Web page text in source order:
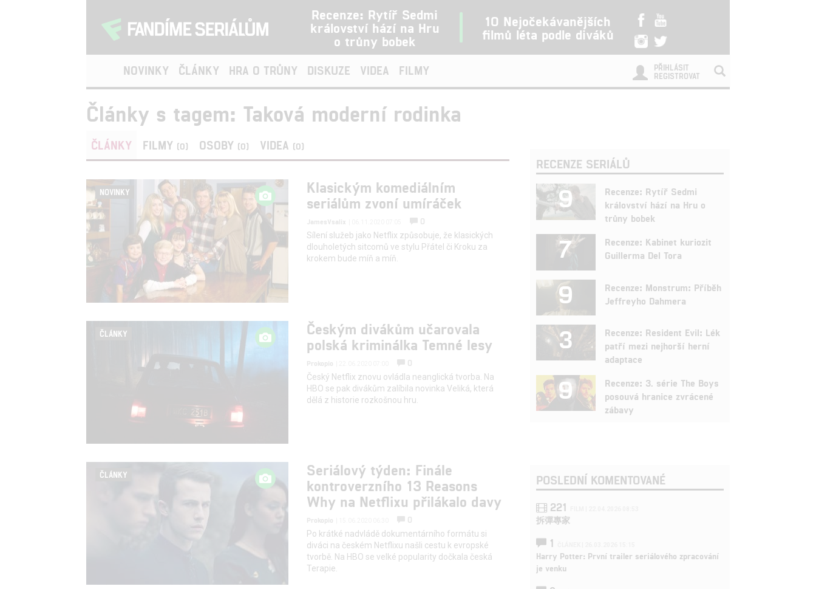
Recenze: Rytíř Sedmi
království hází na Hru
o trůny bobek
10 Nejočekávanějších
filmů léta podle diváků
NOVINKY ČLÁNKY HRA O TRŮNY DISKUZE VIDEA FILMY
PŘIHLÁSIT
REGISTROVAT
Články s tagem: Taková moderní rodinka
ČLÁNKY FILMY (0) OSOBY (0) VIDEA (0)
NOVINKY
Klasickým komediálním
seriálům zvoní umíráček
JamesVsalix
0
Sílení služeb jako Netflix způsobuje, že klasických
dlouholetých sitcomů ve stylu Přátel či Kroku za
krokem bude míň a míň.
ČLÁNKY
Českým divákům učarovala
polská kriminálka Temné lesy
Prokopio
0
Český Netflix znovu ovládla neanglická tvorba. Na
HBO se pak divákům zalíbila novinka Veliká, která
dělá z historie rozkošnou hru.
ČLÁNKY
Seriálový týden: Finále
kontroverzního 13 Reasons
Why na Netflixu přilákalo davy
Prokopio
0
Po krátké nadvládě dokumentárního formátu si
diváci na českém Netflixu našli cestu k evropské
tvorbě. Na HBO se velké popularity dočkala česká
Terapie.
RECENZE SERIÁLŮ
9
Recenze: Rytíř Sedmi
království hází na Hru o
trůny bobek
7
Recenze: Kabinet kuriozit
Guillerma Del Tora
9
Recenze: Monstrum: Příběh
Jeffreyho Dahmera
3
Recenze: Resident Evil: Lék
patří mezi nejhorší herní
adaptace
9
Recenze: 3. série The Boys
posouvá hranice zvrácené
zábavy
POSLEDNÍ KOMENTOVANÉ
221
拆彈專家
1
Harry Potter: První trailer seriálového zpracování
je venku